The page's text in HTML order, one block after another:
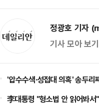
정광호 기자
기사 모아 보
'압수수색·성접대 의혹' 송두
李대통령 "형소법 안 읽어봐